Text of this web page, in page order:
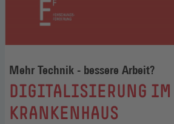
Mehr Technik - bessere Arbeit?
:
DIGITALISIERUNG IM
KRANKENHAUS